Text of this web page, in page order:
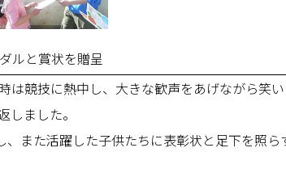
ルと賞状を贈呈
競技に熱中し、大きな歓声をあげながら笑い
ました。
また活躍した子供たちに表彰状と足下を照